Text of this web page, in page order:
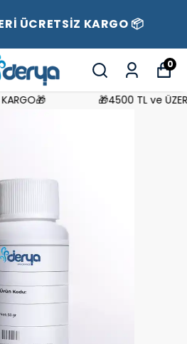
ÜCRETSİZ KARGO 📦
0
🎁4500 TL ve ÜZERİ